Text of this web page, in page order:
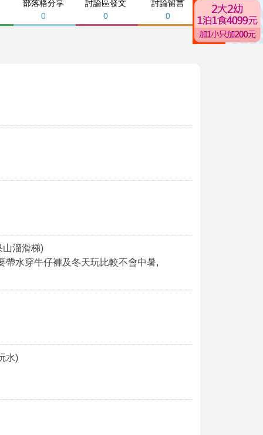
部落格分享
0
討論區發文
0
討論留言
0
山溜滑梯)
帶水穿牛仔褲及冬天玩比較不會中暑,
水)